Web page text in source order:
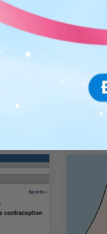
bao